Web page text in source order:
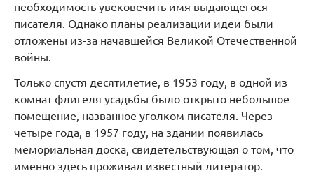
необходимость увековечить имя выдающегося
писателя. Однако планы реализации идеи были
отложены из-за начавшейся Великой Отечественной
войны.
Только спустя десятилетие, в 1953 году, в одной из
комнат флигеля усадьбы было открыто небольшое
помещение, названное уголком писателя. Через
четыре года, в 1957 году, на здании появилась
мемориальная доска, свидетельствующая о том, что
именно здесь проживал известный литератор.